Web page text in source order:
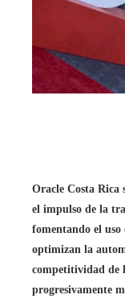
Oracle Costa Rica
el impulso de la
fomentando el uso
optimizan la
competitividad de
progresivamente